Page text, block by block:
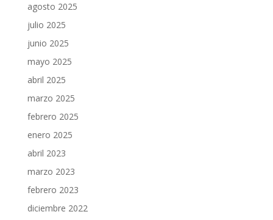
agosto 2025
julio 2025
junio 2025
mayo 2025
abril 2025
marzo 2025
febrero 2025
enero 2025
abril 2023
marzo 2023
febrero 2023
diciembre 2022